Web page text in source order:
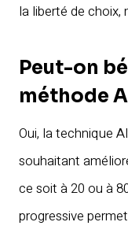
la liberté de
Peut-on
méthode
Oui, la technique
souhaitant
ce soit à 20 ou à
progressive